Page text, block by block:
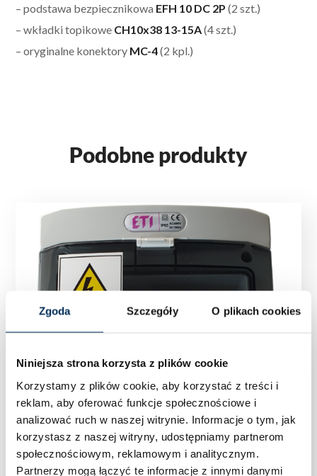
Zgoda Szczegóły O plikach cookies
Niniejsza strona korzysta z plików cookie
Korzystamy z plików cookie, aby korzystać z treści i
reklam, aby oferować funkcje społecznościowe i
analizować ruch w naszej witrynie. Informacje o tym, jak
korzystasz z naszej witryny, udostępniamy partnerom
społecznościowym, reklamowym i analitycznym.
Partnerzy mogą łączyć te informacje z innymi danymi
– podstawa bezpiecznikowa EFH 10 DC 2P (2 szt.)
– wkładki topikowe CH10x38 13-15A(4 szt.)
– oryginalne konektory MC-4(2 kpl.)
Podobne produkty